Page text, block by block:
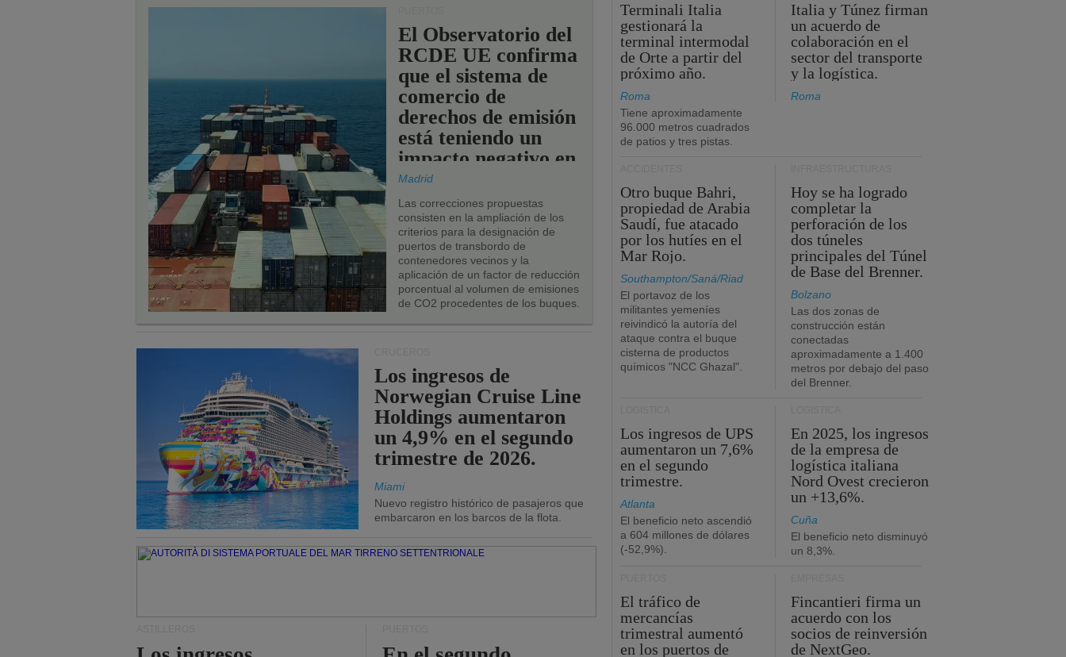
El Observatorio del
RCDE UE confirma
que el sistema de
comercio de
derechos de emisión
está teniendo un
impacto negativo en
los puertos de la
UE.
Madrid
Las correcciones propuestas
consisten en la ampliación de los
criterios para la designación de
puertos de transbordo de
contenedores vecinos y la
aplicación de un factor de reducción
porcentual al volumen de emisiones
de CO2 procedentes de los buques.
Los ingresos de
Norwegian Cruise Line
Holdings aumentaron
un 4,9% en el segundo
trimestre de 2026.
Miami
Nuevo registro histórico de pasajeros que
embarcaron en los barcos de la flota.
Terminali Italia
gestionará la
terminal intermodal
de Orte a partir del
próximo año.
Roma
Tiene aproximadamente
96.000 metros cuadrados
de patios y tres pistas.
Italia y Túnez firman
un acuerdo de
colaboración en el
sector del transporte
y la logística.
Roma
Otro buque Bahri,
propiedad de Arabia
Saudí, fue atacado
por los hutíes en el
Mar Rojo.
Southampton/Saná/Riad
El portavoz de los
militantes yemeníes
reivindicó la autoría del
ataque contra el buque
cisterna de productos
químicos "NCC Ghazal".
Hoy se ha logrado
completar la
perforación de los
dos túneles
principales del Túnel
de Base del Brenner.
Bolzano
Las dos zonas de
construcción están
conectadas
aproximadamente a 1.400
metros por debajo del paso
del Brenner.
Los ingresos de UPS
aumentaron un 7,6%
en el segundo
trimestre.
Atlanta
El beneficio neto ascendió
a 604 millones de dólares
(-52,9%).
En 2025, los ingresos
de la empresa de
logística italiana
Nord Ovest crecieron
un +13,6%.
Cuña
El beneficio neto disminuyó
un 8,3%.
El tráfico de
mercancías
trimestral aumentó
en los puertos de
Fincantieri firma un
acuerdo con los
socios de reinversión
de NextGeo.